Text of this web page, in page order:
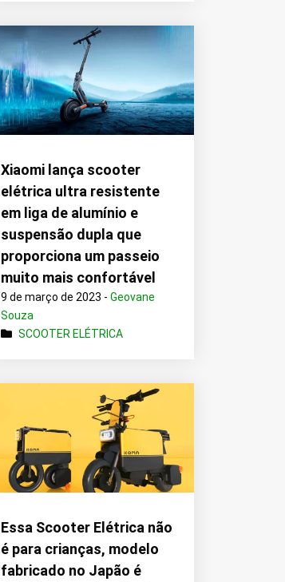
Xiaomi lança scooter
elétrica ultra resistente
em liga de alumínio e
suspensão dupla que
proporciona um passeio
muito mais confortável
9 de março de 2023 -Geovane
Souza
SCOOTER ELÉTRICA
Essa Scooter Elétrica não
é para crianças, modelo
fabricado no Japão é